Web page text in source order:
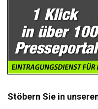
Stöbern Sie in